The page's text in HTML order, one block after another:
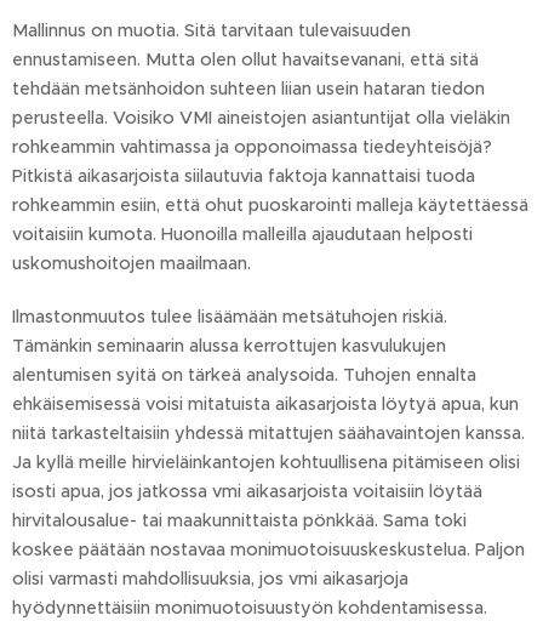
Mallinnus on muotia. Sitä tarvitaan tulevaisuuden
ennustamiseen. Mutta olen ollut havaitsevanani, että sitä
tehdään metsänhoidon suhteen liian usein hataran tiedon
perusteella. Voisiko VMI aineistojen asiantuntijat olla vieläkin
rohkeammin vahtimassa ja opponoimassa tiedeyhteisöjä?
Pitkistä aikasarjoista siilautuvia faktoja kannattaisi tuoda
rohkeammin esiin, että ohut puoskarointi malleja käytettäessä
voitaisiin kumota. Huonoilla malleilla ajaudutaan helposti
uskomushoitojen maailmaan.
Ilmastonmuutos tulee lisäämään metsätuhojen riskiä.
Tämänkin seminaarin alussa kerrottujen kasvulukujen
alentumisen syitä on tärkeä analysoida. Tuhojen ennalta
ehkäisemisessä voisi mitatuista aikasarjoista löytyä apua, kun
niitä tarkasteltaisiin yhdessä mitattujen säähavaintojen kanssa.
Ja kyllä meille hirvieläinkantojen kohtuullisena pitämiseen olisi
isosti apua, jos jatkossa vmi aikasarjoista voitaisiin löytää
hirvitalousalue- tai maakunnittaista pönkkää. Sama toki
koskee päätään nostavaa monimuotoisuuskeskustelua. Paljon
olisi varmasti mahdollisuuksia, jos vmi aikasarjoja
hyödynnettäisiin monimuotoisuustyön kohdentamisessa.